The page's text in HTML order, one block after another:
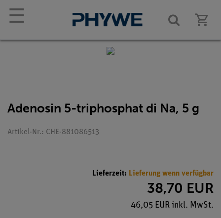
☰
Adenosin 5-triphosphat di Na, 5 g
Artikel-Nr.: CHE-881086513
Lieferzeit: Lieferung wenn verfügbar
38,70 EUR
46,05 EUR inkl. MwSt.